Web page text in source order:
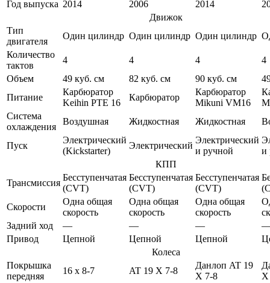
Год выпуска 2014 2006 2014
Движок
Тип
двигателя
Один цилиндр Один цилиндр Один цилиндр
Количество
тактов
4 4 4
4
Объем
49 куб. см 82 куб. см 90 куб. см
Питание
Карбюратор
Keihin PTE 16
Карбюратор
Карбюратор
Mikuni VM16
Система
охлаждения
Воздушная Жидкостная Жидкостная
Пуск
Электрический
(Kickstarter)
Электрический
Электрический
и ручной
и
КПП
Трансмиссия
Бесступенчатая
(CVT)
Бесступенчатая
(CVT)
Бесступенчатая
(CVT)
Скорости
Одна общая
скорость
Одна общая
скорость
Одна общая
скорость
Задний ход
— — —
Привод
Цепной Цепной Цепной
Колеса
Покрышка
передняя
16 x 8-7 AT 19 X 7-8
Данлоп AT 19
X 7-8
X